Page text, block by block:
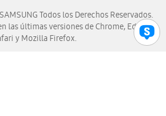
Todos los Derechos Reservados.
las últimas versiones de Chrome, Edge,
y Mozilla Firefox.